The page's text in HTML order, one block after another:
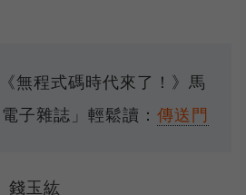
無程式碼時代來了！》馬
電子雜誌」輕鬆讀： 傳送門
錢玉紘